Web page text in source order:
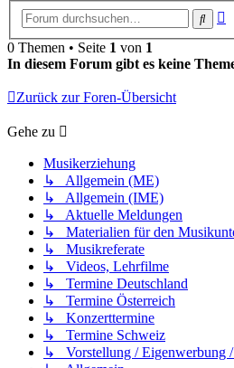
Suche
0 Themen • Seite 1 von 1
In diesem Forum gibt es keine
Zurück zur Foren-Übersicht
Gehe zu
Musikerziehung
↳ Allgemein (ME)
↳ Allgemein (IME)
↳ Aktuelle Meldungen
↳ Materialien für den
↳ Musikreferate
↳ Videos, Lehrfilme
↳ Termine Deutschland
↳ Termine Österreich
↳ Konzerttermine
↳ Termine Schweiz
↳ Vorstellung / Eigenwerbung